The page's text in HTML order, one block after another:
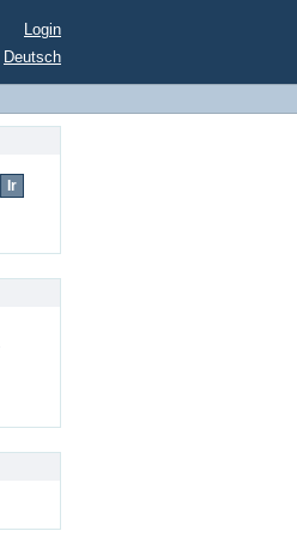
Login
Deutsch